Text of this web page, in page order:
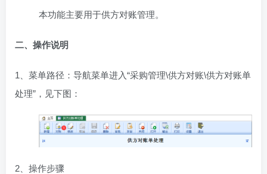
本功能主要用于供方对账管理。
二、操作说明
1、菜单路径：导航菜单进入“采购管理\供方对账\供方对账单
处理”，见下图：
2、操作步骤